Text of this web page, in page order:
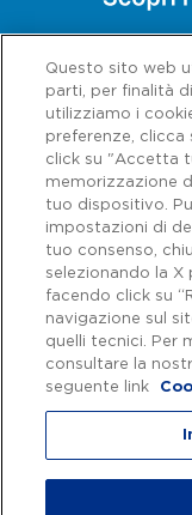
Capitale sociale €
n. di iscrizione al
Roma n. 1037417 -
Autostrade
Questo sito web
parti, per finalità
utilizziamo i
preferenze, clicca
click su "Accetta
memorizzazione
tuo dispositivo.
impostazioni di
tuo consenso,
selezionando la
facendo click su
navigazione sul
quelli tecnici. Per
consultare la
seguente link